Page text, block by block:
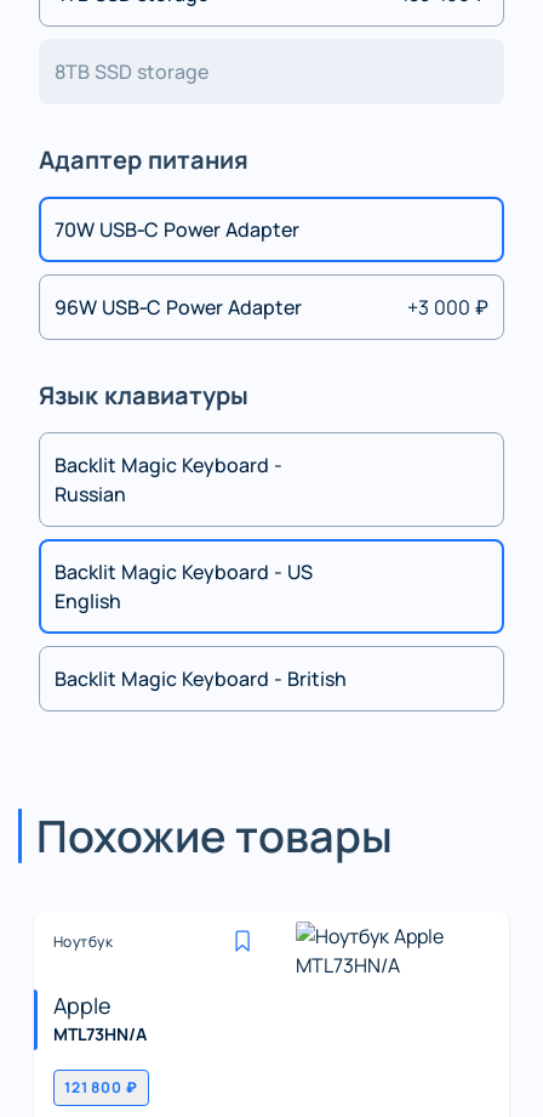
8TB SSD storage
Адаптер питания
70W USB‑C Power Adapter
96W USB‑C Power Adapter +3 000 ₽
Язык клавиатуры
Backlit Magic Keyboard -
Russian
Backlit Magic Keyboard - US
English
Backlit Magic Keyboard - British
Похожие товары
Ноутбук
Apple
MTL73HN/A
121 800 ₽